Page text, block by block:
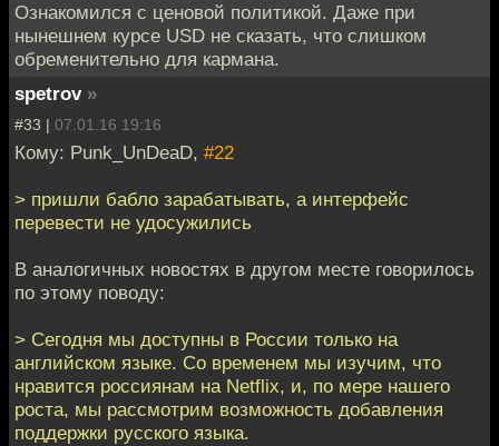
Ознакомился с ценовой политикой. Даже при
нынешнем курсе USD не сказать, что слишком
обременительно для кармана.
spetrov »
#33 | 07.01.16 19:16
Кому: Punk_UnDeaD, #22
> пришли бабло зарабатывать, а интерфейс
перевести не удосужились
В аналогичных новостях в другом месте говорилось
по этому поводу:
> Сегодня мы доступны в России только на
английском языке. Со временем мы изучим, что
нравится россиянам на Netflix, и, по мере нашего
роста, мы рассмотрим возможность добавления
поддержки русского языка.